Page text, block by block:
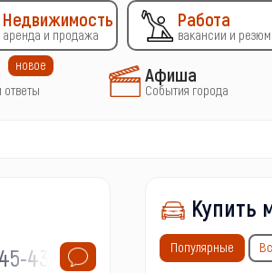
Недвижимость
аренда и продажа
Работа
вакансии и
новое Афиша
События города
43-
Купить
Популярные